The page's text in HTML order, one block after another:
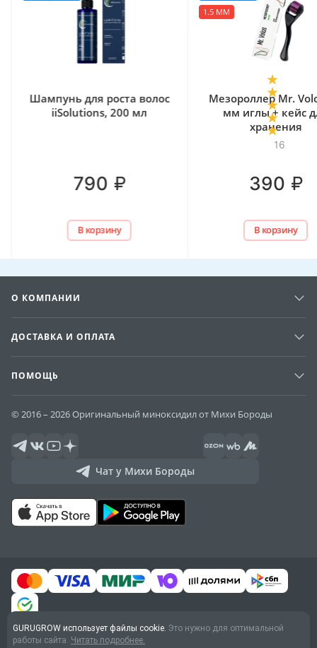
Шампунь для роста волос
iiSolutions, 200 мл
790 ₽
В корзину
1.5 ММ
16
Мезороллер Mr.
мм иглы + кейс
хранения
390 ₽
В корзину
О КОМПАНИИ
ДОСТАВКА И ОПЛАТА
ПОМОЩЬ
© 2016 – 2026 Оригинальный миноксидил от Михи Бороды
Чат у Михи Бороды
Договор оферты
GURUGROW использует файлы cookie. Это нужно для оптимальной
работы сайта. Читать подробнее.